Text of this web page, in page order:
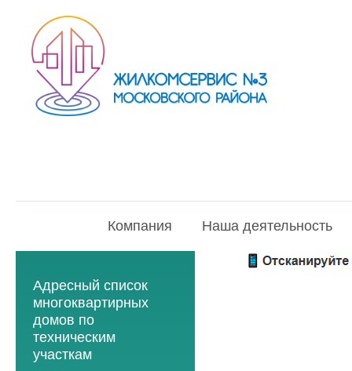
Компания Наша деятельность
Адресный список
многоквартирных
домов по
техническим
участкам